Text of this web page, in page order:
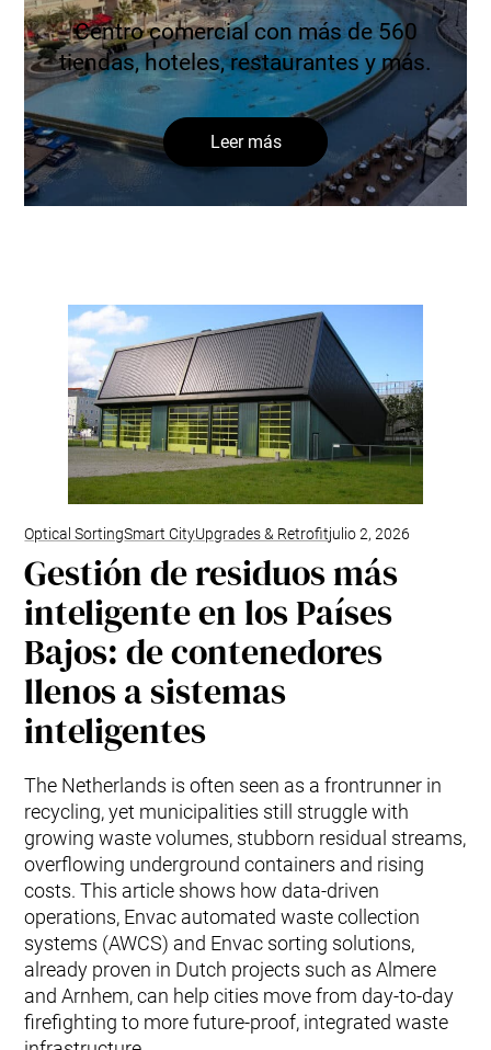
Centro comercial con más de 560
tiendas, hoteles, restaurantes y más.
Leer más
Optical SortingSmart CityUpgrades & Retrofitjulio 2, 2026
Gestión de residuos más
inteligente en los Países
Bajos: de contenedores
llenos a sistemas
inteligentes
The Netherlands is often seen as a frontrunner in
recycling, yet municipalities still struggle with
growing waste volumes, stubborn residual streams,
overflowing underground containers and rising
costs. This article shows how data‑driven
operations, Envac automated waste collection
systems (AWCS) and Envac sorting solutions,
already proven in Dutch projects such as Almere
and Arnhem, can help cities move from day‑to‑day
firefighting to more future‑proof, integrated waste